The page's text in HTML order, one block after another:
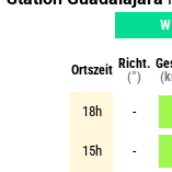
Ortszeit Richt.
(°)
18h -
15h -